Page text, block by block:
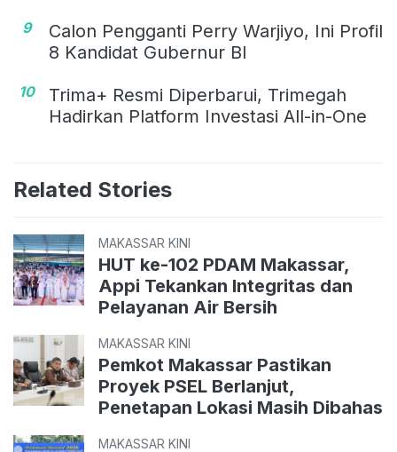
9
Calon Pengganti Perry Warjiyo, Ini Profil
8 Kandidat Gubernur BI
10
Trima+ Resmi Diperbarui, Trimegah
Hadirkan Platform Investasi All-in-One
Related Stories
MAKASSAR KINI
HUT ke-102 PDAM Makassar,
Appi Tekankan Integritas dan
Pelayanan Air Bersih
MAKASSAR KINI
Pemkot Makassar Pastikan
Proyek PSEL Berlanjut,
Penetapan Lokasi Masih Dibahas
MAKASSAR KINI